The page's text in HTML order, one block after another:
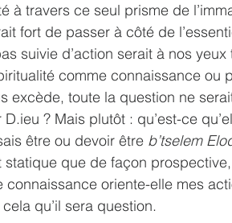
à travers ce seul prisme de
fort de passer à côté de
suivie d’action serait à nos yeux
comme connaissance ou
excède, toute la question ne
? Mais plutôt : qu’est-ce
être ou devoir être b’tselem
que de façon
oriente-elle mes
qu’il sera question.